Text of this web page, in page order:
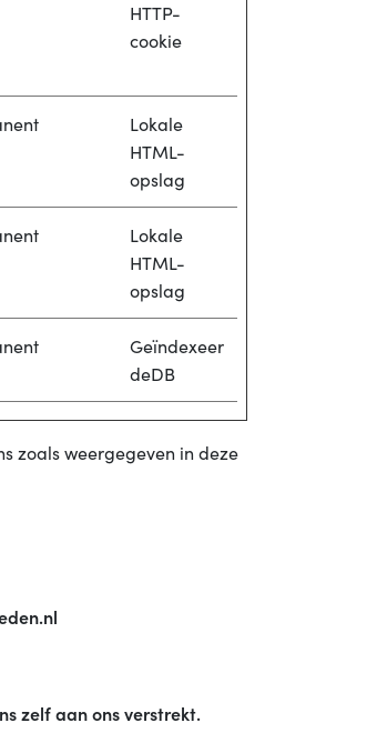
HTTP-
cookie
Lokale
HTML-
opslag
Lokale
HTML-
opslag
Geïndexeer
deDB
zoals weergegeven in deze
zelf aan ons verstrekt.